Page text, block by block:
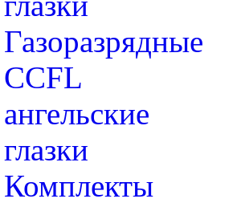
Газоразрядные
CCFL
ангельские
глазки
Комплекты